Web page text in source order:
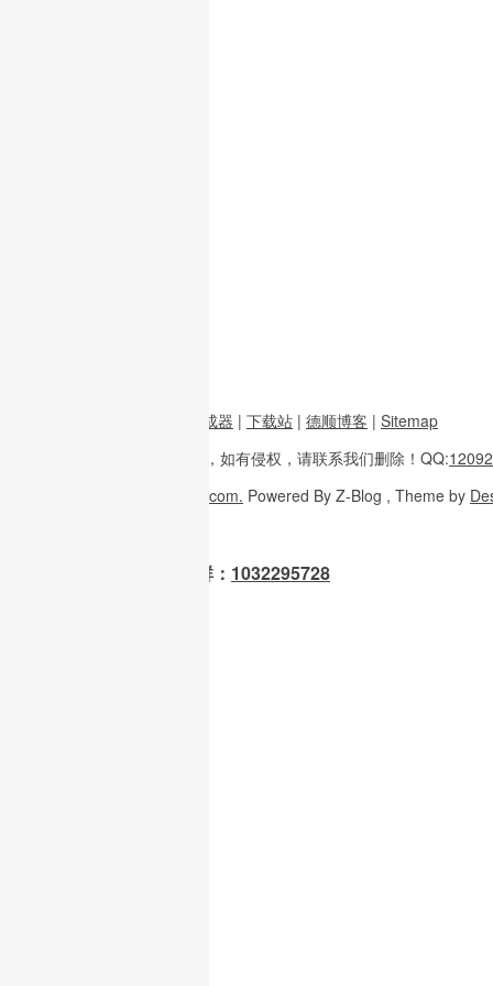
图片二维码生成器 | 下载站 | 德顺博客 | Sitemap
多整理于互联网， 如有侵权，请联系我们删除！ QQ:
W3H5.com. Powered By Z-Blog , Theme by
OpenClaw 龙虾交流群： 1032295728